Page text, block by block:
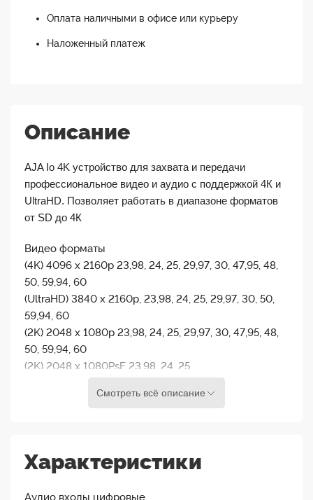
Оплата наличными в офисе или курьеру
Наложенный платеж
Описание
AJA Io 4K устройство для захвата и передачи
профессиональное видео и аудио с поддержкой 4К и
UltraHD. Позволяет работать в диапазоне форматов
от SD до 4К
Видео форматы
(4K) 4096 x 2160p 23,98, 24, 25, 29,97, 30, 47,95, 48,
50, 59,94, 60
(UltraHD) 3840 x 2160p, 23,98, 24, 25, 29,97, 30, 50,
59,94, 60
(2K) 2048 x 1080p 23,98, 24, 25, 29,97, 30, 47,95, 48,
50, 59,94, 60
(2K) 2048 x 1080PsF 23,98, 24, 25
(HD) 1080PsF 23,98, 24, 25, 29,97, 30
(SD) 525i 59,94
Смотреть всё описание
Характеристики
Аудио входы цифровые